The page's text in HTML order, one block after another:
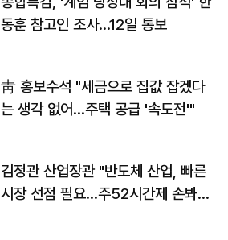
동훈 참고인 조사...12일 통보
靑 홍보수석 "세금으로 집값 잡겠다
는 생각 없어…주택 공급 '속도전'"
김정관 산업장관 "반도체 산업, 빠른
시장 선점 필요…주52시간제 손봐